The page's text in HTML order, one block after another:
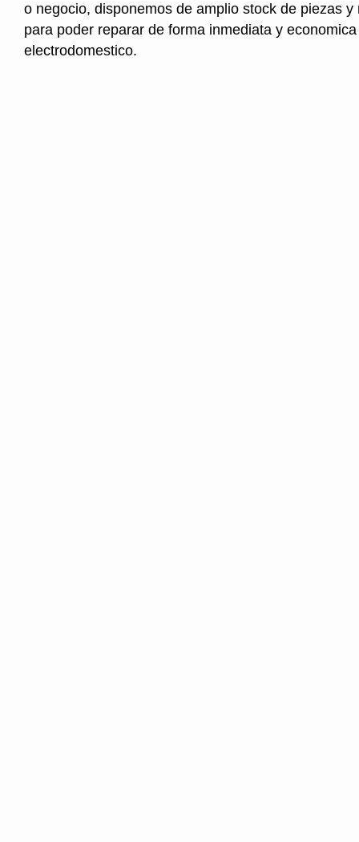
o negocio, disponemos de amplio stock de piezas y
para poder reparar de forma inmediata y
electrodomestico.